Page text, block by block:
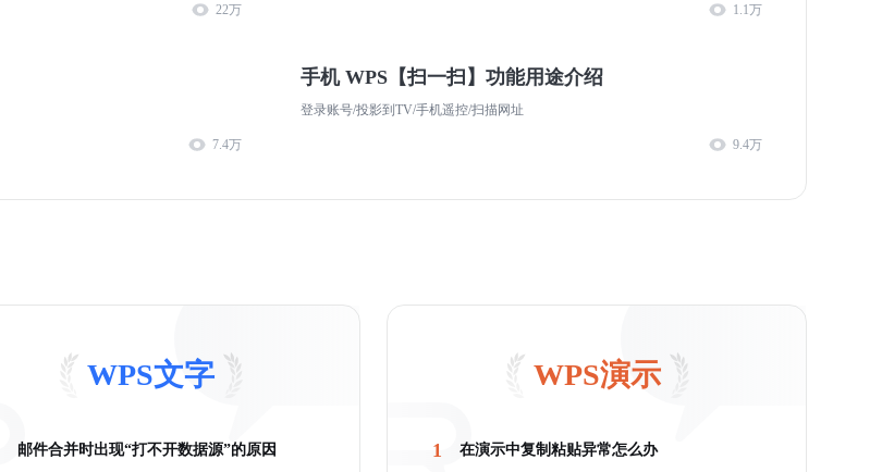
22万 1.1万
7.4万
手机 WPS【扫一扫】功能用途介绍
登录账号/投影到TV/手机遥控/扫描网址
9.4万
WPS文字
邮件合并时出现“打不开数据源”的原因
WPS演示
1 在演示中复制粘贴异常怎么办